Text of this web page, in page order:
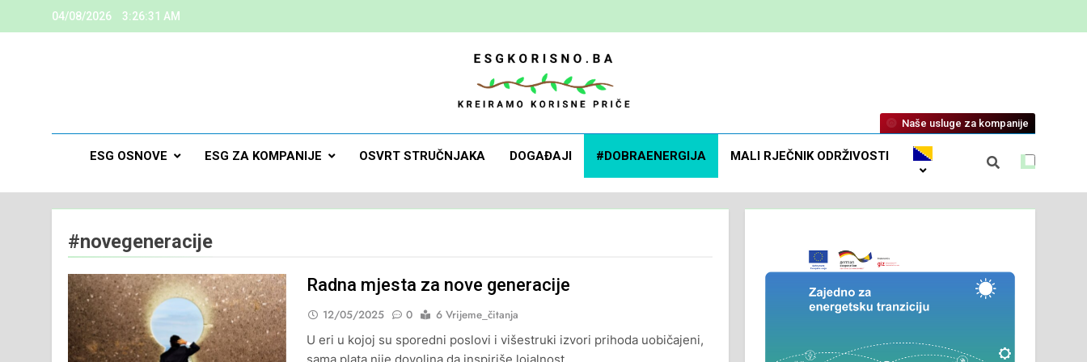
04/08/2026 3:26:32 AM
ESG Korisno
Kreiramo Korisne Priče
ESG OSNOVE ESG ZA KOMPANIJE OSVRT STRUČNJAKA DOGAĐAJI #DOBRAENERGIJA MALI RJEČNIK ODRŽIVOSTI
Naše usluge za kompanije
#novegeneracije
Radna mjesta za nove generacije
12/05/2025 0
6 Vrijeme_čitanja
U eri u kojoj su sporedni poslovi i višestruki izvori prihoda uobičajeni,